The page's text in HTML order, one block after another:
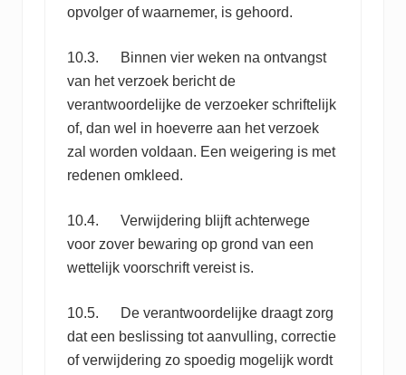
opvolger of waarnemer, is gehoord.
10.3. Binnen vier weken na ontvangst
van het verzoek bericht de
verantwoordelijke de verzoeker schriftelijk
of, dan wel in hoeverre aan het verzoek
zal worden voldaan. Een weigering is met
redenen omkleed.
10.4. Verwijdering blijft achterwege
voor zover bewaring op grond van een
wettelijk voorschrift vereist is.
10.5. De verantwoordelijke draagt zorg
dat een beslissing tot aanvulling, correctie
of verwijdering zo spoedig mogelijk wordt